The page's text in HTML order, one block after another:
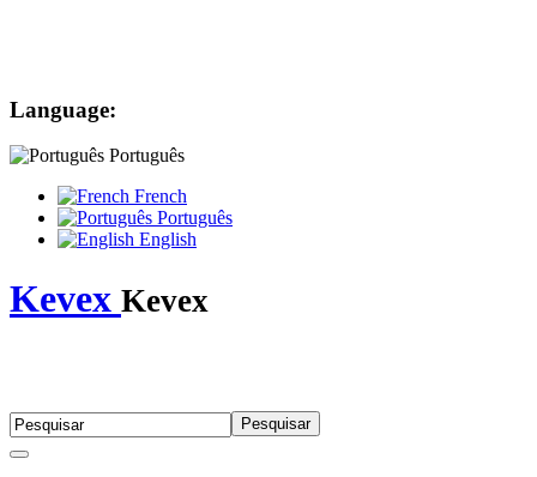
Language:
Português
French
Português
English
Kevex Kevex